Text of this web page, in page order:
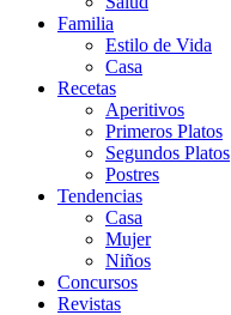
Familia
Estilo de Vida
Casa
Recetas
Aperitivos
Primeros Platos
Segundos Platos
Postres
Tendencias
Casa
Mujer
Niños
Concursos
Revistas